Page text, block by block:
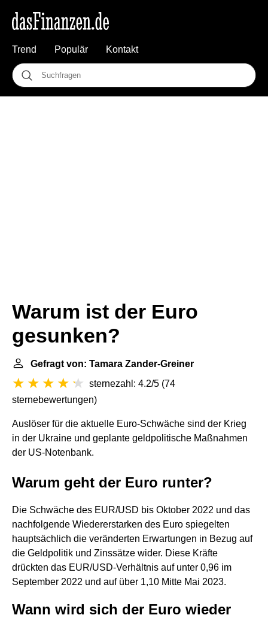
Trend Populär Kontakt
Warum ist der Euro
gesunken?
Gefragt von: Tamara Zander-Greiner
sternezahl: 4.2/5 (74
sternebewertungen)
Auslöser für die aktuelle Euro-Schwäche sind der Krieg
in der Ukraine und geplante geldpolitische Maßnahmen
der US-Notenbank.
Warum geht der Euro runter?
Die Schwäche des EUR/USD bis Oktober 2022 und das
nachfolgende Wiedererstarken des Euro spiegelten
hauptsächlich die veränderten Erwartungen in Bezug auf
die Geldpolitik und Zinssätze wider. Diese Kräfte
drückten das EUR/USD-Verhältnis auf unter 0,96 im
September 2022 und auf über 1,10 Mitte Mai 2023.
Wann wird sich der Euro wieder